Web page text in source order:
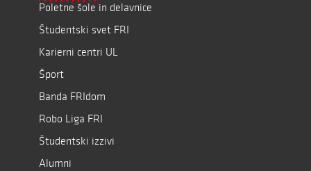
Poletne šole in delavnice
Študentski svet FRI
Karierni centri UL
Šport
Banda FRIdom
Robo Liga FRI
Študentski izzivi
Alumni